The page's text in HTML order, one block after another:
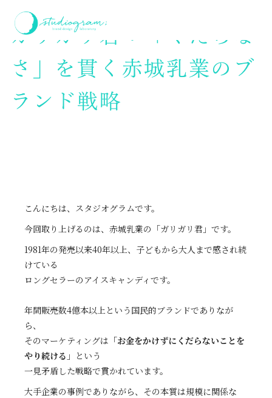
ホーム
ガリガリ君：「くだらな
さ」を貫く赤城乳業のブ
ランド戦略
こんにちは、スタジオグラムです。
今回取り上げるのは、赤城乳業の「ガリガリ君」です。
1981年の発売以来40年以上、子どもから大人まで感され続
けている
ロングセラーのアイスキャンディです。
年間販売数4億本以上という国民的ブランドでありなが
ら、
そのマーケティングは 「お金をかけずにくだらないことを
やり続ける」 という
一見矛盾した戦略で貫かれています。
大手企業の事例でありながら、その本質は規模に関係な